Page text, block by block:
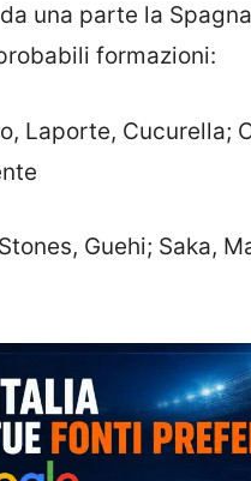
una parte la
formazioni:
Laporte, Cucurella;
Guehi; Saka,